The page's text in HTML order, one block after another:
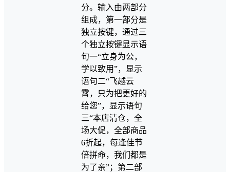
分。输入由两部分
组成，第一部分是
独立按键，通过三
个独立按键显示语
句一“立身为公，
学以致用”，显示
语句二“飞越云
霄，只为把更好的
给您”，显示语句
三“本店清仓，全
场大促，全部商品
6折起，每逢佳节
倍拼命，我们都是
为了亲”；第二部